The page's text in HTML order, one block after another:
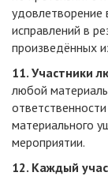
удовлетворение
исправлений в
произведённых
11. Участники
любой
материального
мероприятии.
12. Каждый